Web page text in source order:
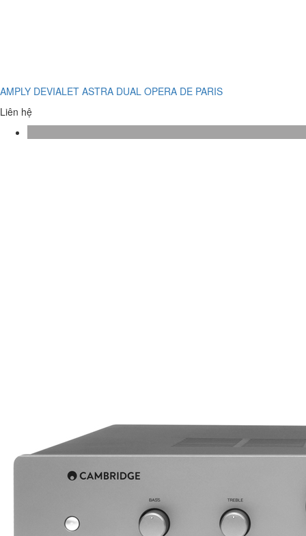
AMPLY DEVIALET ASTRA DUAL OPERA DE PARIS
Liên hệ